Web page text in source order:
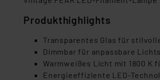
Produkthighlights
Transparentes Glas für
Dimmbar für anpassbare
Warmweißes Licht mit 1800 K
Energieeffiziente LED-